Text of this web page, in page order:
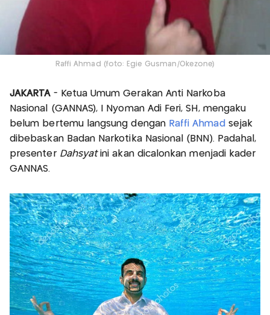
Raffi Ahmad (foto: Egie Gusman/Okezone)
JAKARTA- Ketua Umum Gerakan Anti Narkoba
Nasional (GANNAS), I Nyoman Adi Feri, SH, mengaku
belum bertemu langsung denganRaffi Ahmad sejak
dibebaskan Badan Narkotika Nasional (BNN). Padahal,
presenter Dahsyatini akan dicalonkan menjadi kader
GANNAS.